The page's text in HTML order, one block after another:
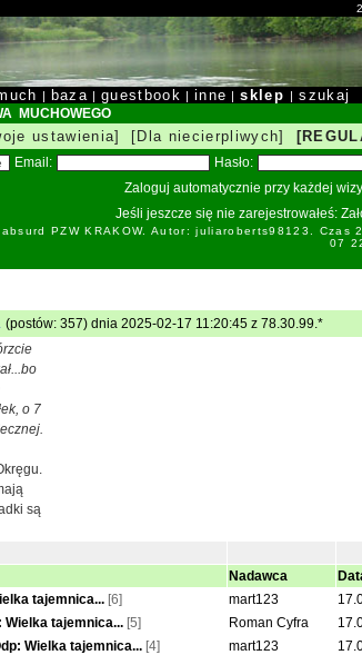
| baza | guestbook | inne |sklep |szukaj
MUCHOWEGO
ustawienia] [Dla niecierpliwych]
Email:
Hasło:
Zaloguj automatycznie przy każdej
Jeśli jeszcze się nie zarejestrowałeś:
PZW KRAKOW. Autor: juliaroberts98123. Czas
07
(postów: 357) dnia 2025-02-17 11:20:45 z 78.30.99.*
o 7
są
Nadawca
tajemnica... [6] mart123
Wielka tajemnica... [5] Roman Cyfra
Wielka tajemnica... [4] mart123